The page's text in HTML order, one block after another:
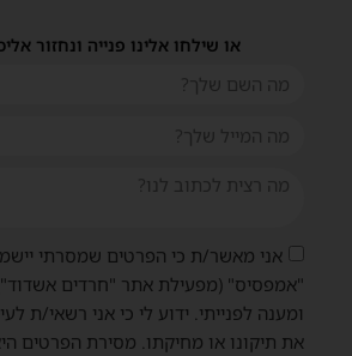
או שילחו אלינו פנייה ונחזור
אני מאשר/ת כי הפרטים שמסרתי
"אמפסיס" (מפעילת אתר "חרדים
ומענה לפנייתי. ידוע לי כי אני רשאי/ת
את תיקונו או מחיקתו. מסירת הפרטים